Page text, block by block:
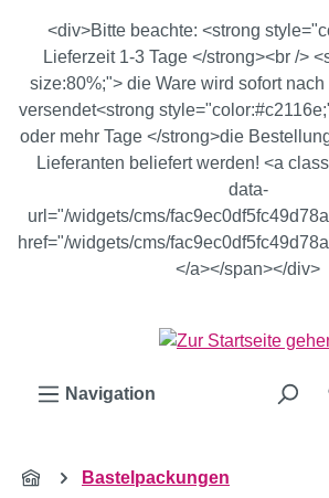
Zum Hauptinhalt springen
<div>Bitte beachte: <strong
Lieferzeit 1-3 Tage </strong><br />
size:80%;"> die Ware wird sofort
versendet<strong
oder mehr Tage </strong>die
Lieferanten beliefert werden! <a
data-
url="/widgets/cms/
href="/widgets/cms/
</a></span></div>
Navigation
Bastelpackungen